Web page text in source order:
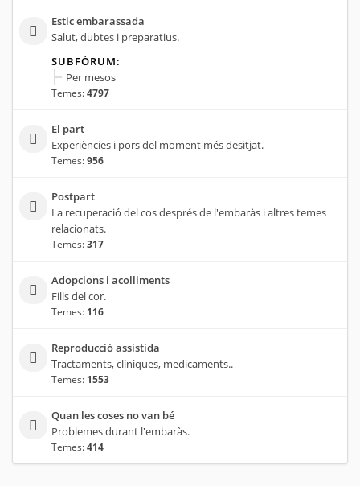
Estic embarassada
Salut, dubtes i preparatius.
SUBFÒRUM:
Per mesos
Temes:4797
El part
Experiències i pors del moment més desitjat.
Temes:956
Postpart
La recuperació del cos després de l'embaràs i altres temes
relacionats.
Temes:317
Adopcions i acolliments
Fills del cor.
Temes: 116
Reproducció assistida
Tractaments, clíniques, medicaments..
Temes: 1553
Quan les coses no van bé
Problemes durant l'embaràs.
Temes:414